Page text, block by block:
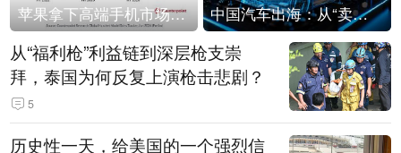
苹果拿下高端手机市场65%的份额：iPhone 17系列功不可没 中国汽车出海：从“卖出去”到“走进去”
从“福利枪”利益链到深层枪支崇
拜，泰国为何反复上演枪击悲剧？
5
历史性一天，给美国的一个强烈信